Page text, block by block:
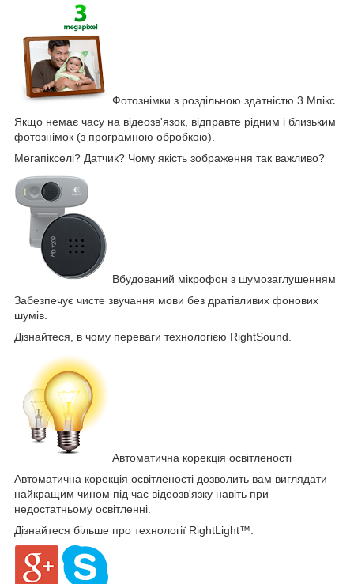
Фотознімки з роздільною здатністю 3 Мпікс
Якщо немає часу на відеозв'язок, відправте рідним і близьким
фотознімок (з програмною обробкою).
Мегапікселі? Датчик? Чому якість зображення так важливо?
Вбудований мікрофон з шумозаглушенням
Забезпечує чисте звучання мови без дратівливих фонових
шумів.
Дізнайтеся, в чому переваги технологією RightSound.
Автоматична корекція освітленості
Автоматична корекція освітленості дозволить вам виглядати
найкращим чином під час відеозв'язку навіть при
недостатньому освітленні.
Дізнайтеся більше про технології RightLight™.